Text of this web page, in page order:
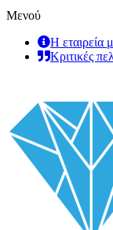
Μενού
Η εταιρεία
Κριτικές